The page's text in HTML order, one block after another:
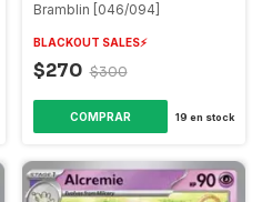
Bramblin [046/094]
BLACKOUT SALES⚡️
$270 $300
COMPRAR 19 en stock